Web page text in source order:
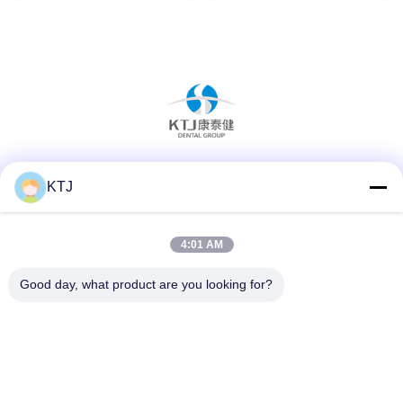
KTJ
4:01 AM
Good day, what product are you looking for?